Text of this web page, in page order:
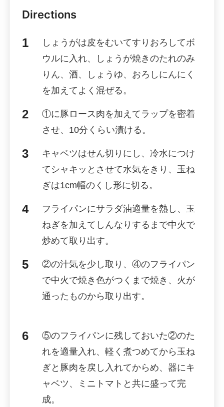
Directions
しょうがは皮をむいてすりおろしてボ
ウルに入れ、しょうが焼きのたれのみ
りん、酒、しょうゆ、おろしにんにく
を加えてよく混ぜる。
①に豚ロース肉を加えてラップを密着
させ、10分くらい漬ける。
キャベツはせん切りにし、冷水につけ
てシャキッとさせて水気をきり、玉ね
ぎは1cm幅のくし形に切る。
フライパンにサラダ油適量を熱し、玉
ねぎを加えてしんなりするまで中火で
炒めて取り出す。
②の汁気を少し取り、④のフライパン
で中火で焼き色がつくまで焼き、火が
通ったものから取り出す。
⑤のフライパンに残しておいた②のた
れを適量入れ、軽く煮つめてから玉ね
ぎと豚肉を戻し入れてからめ、器にキ
ャベツ、ミニトマトと共に盛って完
成。